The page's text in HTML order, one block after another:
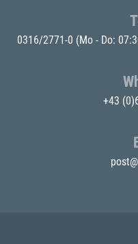
0316/2771-0 (Mo - Do:
+43